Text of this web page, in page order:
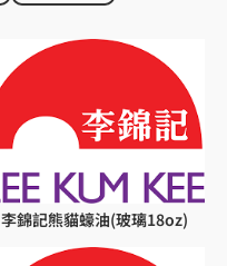
李錦記熊貓蠔油(玻璃18oz)